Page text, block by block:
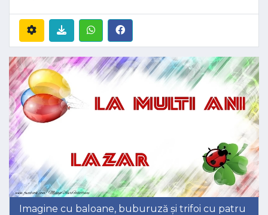
Imagine cu baloane, buburuză și trifoi cu patru